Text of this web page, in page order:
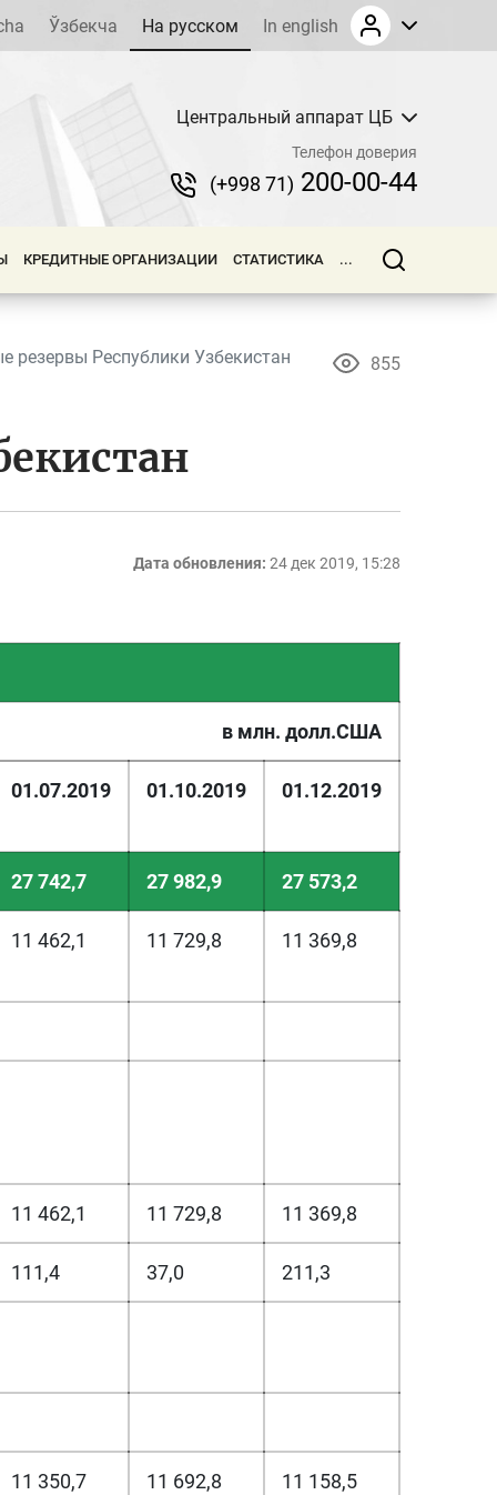
Ўзбекча На русском In english
Центральный аппарат ЦБ
Телефон доверия
(+998 71) 200-00-44
КРЕДИТНЫЕ ОРГАНИЗАЦИИ СТАТИСТИКА ...
резервы Республики Узбекистан 855
Дата обновления: 24 дек 2019, 15:28
в млн. долл.США
01.07.2019 01.10.2019 01.12.2019
27 742,7 27 982,9 27 573,2
11 462,1 11 729,8 11 369,8
11 462,1 11 729,8 11 369,8
111,4 37,0 211,3
11 350,7 11 692,8 11 158,5